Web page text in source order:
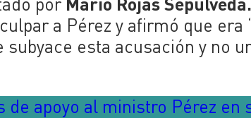
a Pérez y afirmó que era
subyace esta acusación y no
apoyo al ministro Pérez en